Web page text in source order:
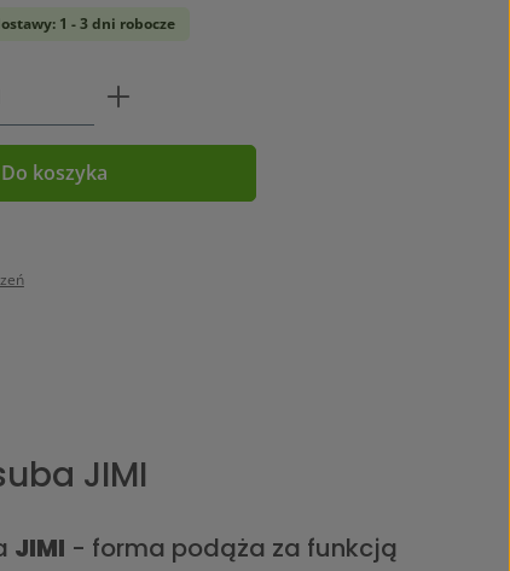
1 - 3 dni robocze
Wprowadź żądaną ilość lub użyj
Do koszyka
JIMI
JIMI - forma podąża za funkcją